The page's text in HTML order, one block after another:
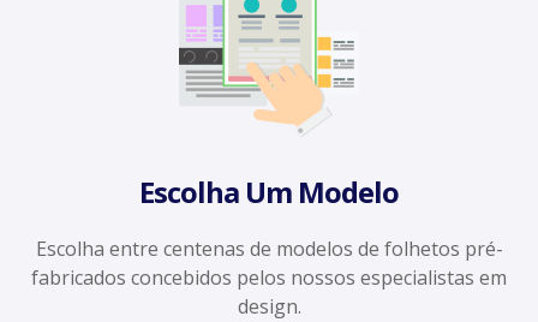
Escolha Um Modelo
Escolha entre centenas de modelos de folhetos pré-
fabricados concebidos pelos nossos especialistas em
design.